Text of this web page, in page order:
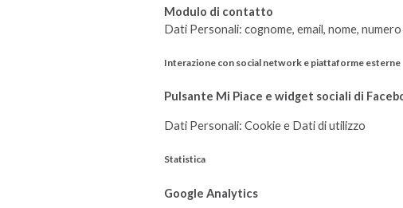
Modulo di contatto
Dati Personali: cognome, email, nome,
Interazione con social network e piattaforme esterne
Pulsante Mi Piace e widget sociali di
Dati Personali: Cookie e Dati di utilizzo
Statistica
Google Analytics